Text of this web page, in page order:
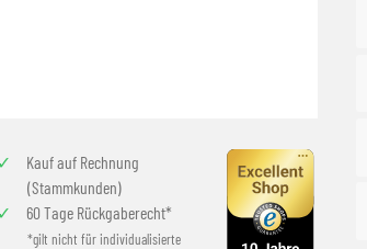
Kauf auf Rechnung
(Stammkunden)
60 Tage Rückgaberecht*
*gilt nicht für individualisierte